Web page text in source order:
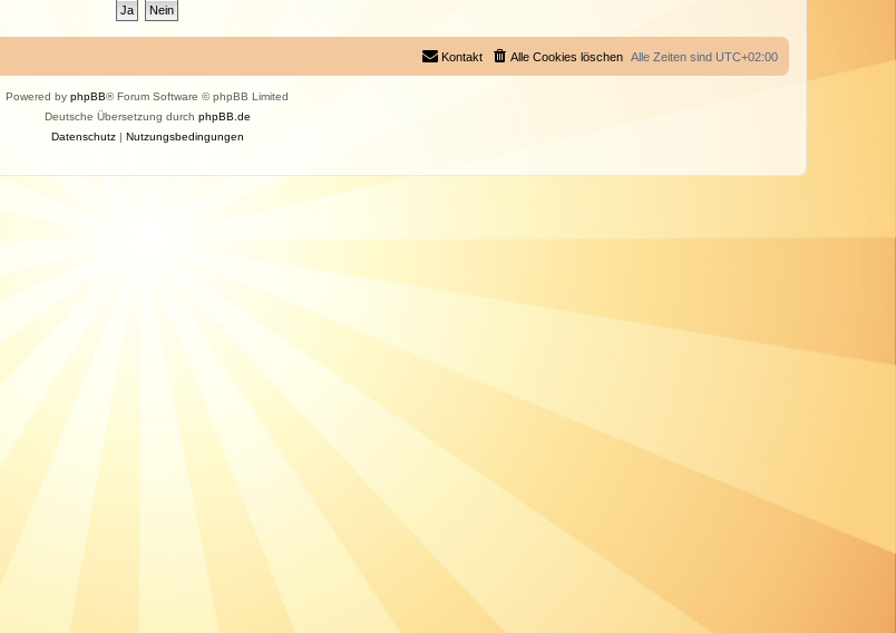
Alle Zeiten sind UTC+02:00
Alle Cookies löschen
Kontakt
Powered by phpBB® Forum Software © phpBB Limited
Deutsche Übersetzung durch phpBB.de
Datenschutz| Nutzungsbedingungen